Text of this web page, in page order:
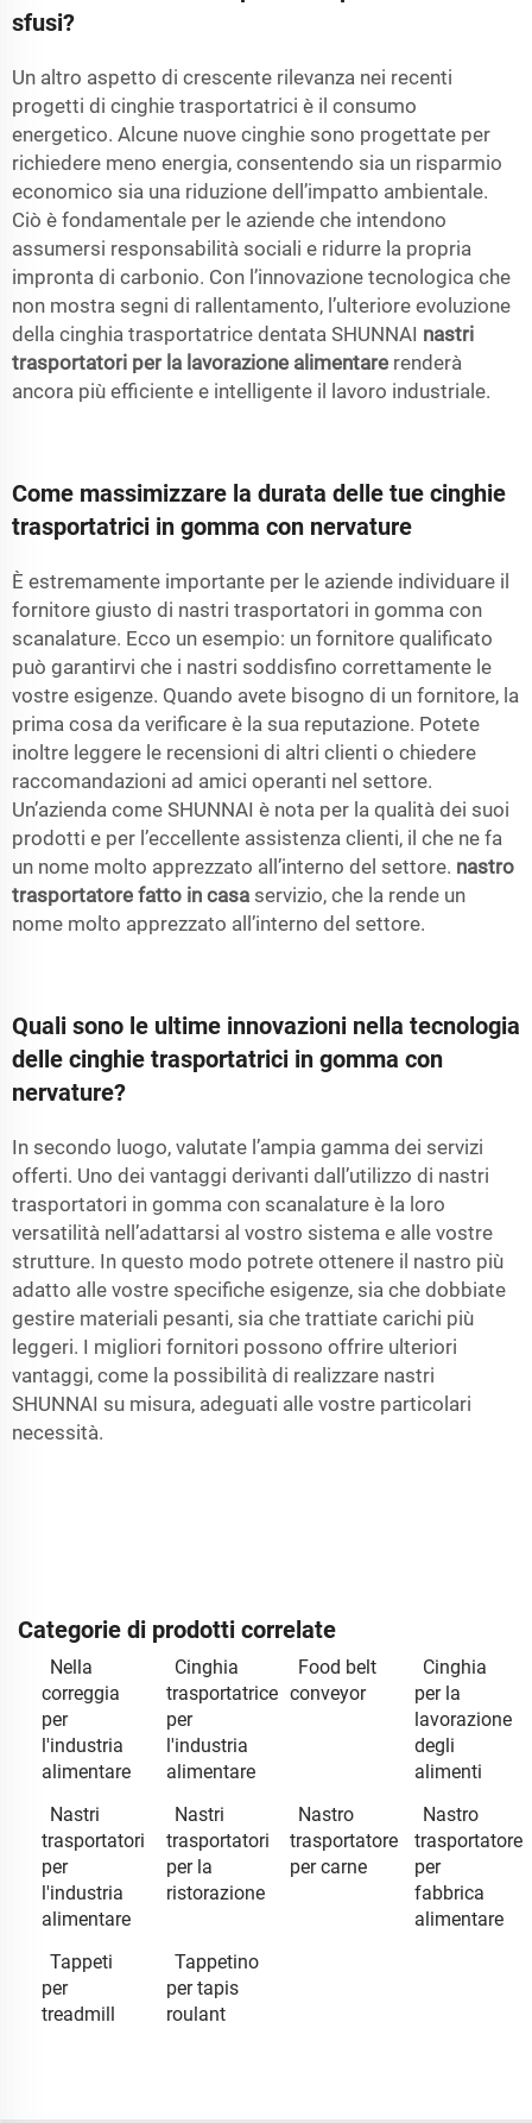
sfusi?
Un altro aspetto di crescente rilevanza nei recenti
progetti di cinghie trasportatrici è il consumo
energetico. Alcune nuove cinghie sono progettate per
richiedere meno energia, consentendo sia un risparmio
economico sia una riduzione dell’impatto ambientale.
Ciò è fondamentale per le aziende che intendono
assumersi responsabilità sociali e ridurre la propria
impronta di carbonio. Con l’innovazione tecnologica che
non mostra segni di rallentamento, l’ulteriore evoluzione
della cinghia trasportatrice dentata SHUNNAI nastri
trasportatori per la lavorazione alimentare renderà
ancora più efficiente e intelligente il lavoro industriale.
Come massimizzare la durata delle tue cinghie
trasportatrici in gomma con nervature
È estremamente importante per le aziende individuare il
fornitore giusto di nastri trasportatori in gomma con
scanalature. Ecco un esempio: un fornitore qualificato
può garantirvi che i nastri soddisfino correttamente le
vostre esigenze. Quando avete bisogno di un fornitore, la
prima cosa da verificare è la sua reputazione. Potete
inoltre leggere le recensioni di altri clienti o chiedere
raccomandazioni ad amici operanti nel settore.
Un’azienda come SHUNNAI è nota per la qualità dei suoi
prodotti e per l’eccellente assistenza clienti, il che ne fa
un nome molto apprezzato all’interno del settore. nastro
trasportatore fatto in casa servizio, che la rende un
nome molto apprezzato all’interno del settore.
Quali sono le ultime innovazioni nella tecnologia
delle cinghie trasportatrici in gomma con
nervature?
In secondo luogo, valutate l’ampia gamma dei servizi
offerti. Uno dei vantaggi derivanti dall’utilizzo di nastri
trasportatori in gomma con scanalature è la loro
versatilità nell’adattarsi al vostro sistema e alle vostre
strutture. In questo modo potrete ottenere il nastro più
adatto alle vostre specifiche esigenze, sia che dobbiate
gestire materiali pesanti, sia che trattiate carichi più
leggeri. I migliori fornitori possono offrire ulteriori
vantaggi, come la possibilità di realizzare nastri
SHUNNAI su misura, adeguati alle vostre particolari
necessità.
Categorie di prodotti correlate
Nella
correggia
per
l'industria
alimentare
Cinghia
trasportatrice
per
l'industria
alimentare
Food belt
conveyor
Cinghia
per la
lavorazione
degli
alimenti
Nastri
trasportatori
per
l'industria
alimentare
Nastri
trasportatori
per la
ristorazione
Nastro
trasportatore
per carne
Nastro
trasportatore
per
fabbrica
alimentare
Tappeti
per
treadmill
Tappetino
per tapis
roulant